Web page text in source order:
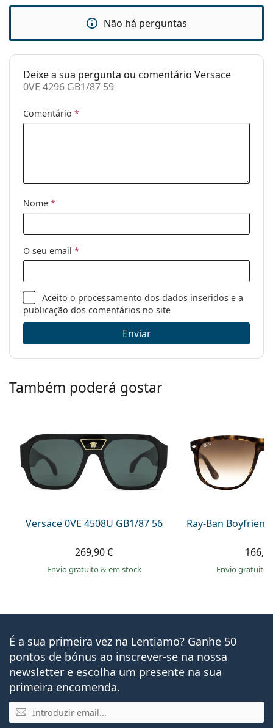
Pano de
Sim
Outros
Categoria:
Óculos de sol
Uso:
Moda
Não há perguntas
Deixe a sua pergunta ou comentário Versace
0VE 4296 GB1/87 59
Comentário *
Nome *
O seu email *
Aceito o processamento dos dados inseridos e a
publicação dos comentários no site
Enviar
Também poderá gostar
Versace 0VE 4508U GB1/87 56
269,90 €
Envio gratuito& em stock
Ray-Ban
Envio gratuito
É a sua primeira vez na Lentiamo? Ganhe 50
pontos de bónus ao inscrever-se na nossa
newsletter e escolha um presente na sua
primeira encomenda.
Email